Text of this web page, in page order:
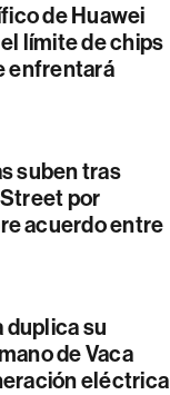
de Huawei
límite de chips
enfrentará
suben tras
por
acuerdo entre
duplica su
de Vaca
eléctrica